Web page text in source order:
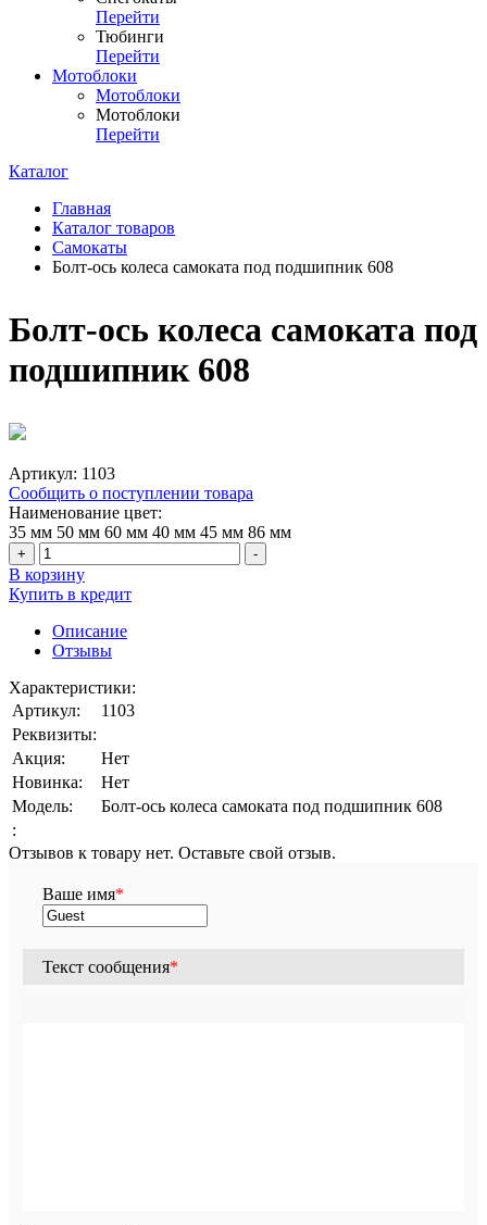
Перейти
Тюбинги
Перейти
Мотоблоки
Мотоблоки
Мотоблоки
Перейти
Каталог
Главная
Каталог товаров
Самокаты
Болт-ось колеса самоката под подшипник 608
Болт-ось колеса самоката под
подшипник 608
Артикул: 1103
Сообщить о поступлении товара
Наименование цвет:
35 мм 50 мм 60 мм 40 мм 45 мм 86 мм
+ -
В корзину
Купить в кредит
Описание
Отзывы
Характеристики:
Артикул:
1103
Реквизиты:
Акция:
Нет
Новинка:
Нет
Модель:
Болт-ось колеса самоката под подшипник 608
:
Отзывов к товару нет. Оставьте свой отзыв.
Ваше имя*
Текст сообщения*